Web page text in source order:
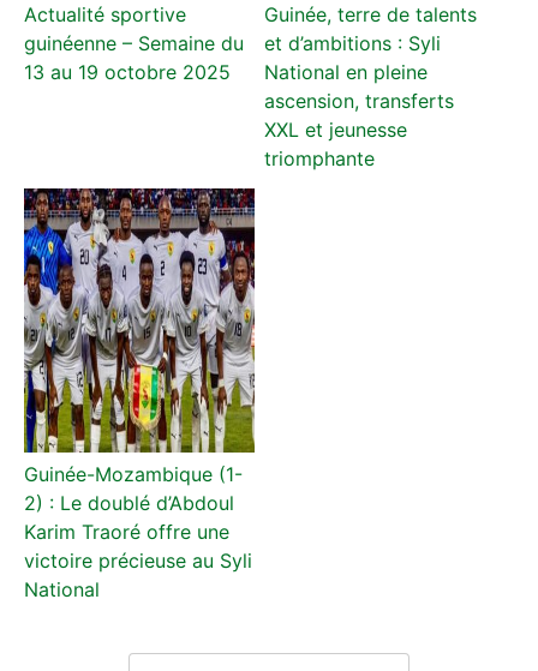
Actualité sportive
guinéenne – Semaine du
13 au 19 octobre 2025
Guinée, terre de talents
et d’ambitions : Syli
National en pleine
ascension, transferts
XXL et jeunesse
triomphante
Guinée-Mozambique (1-
2) : Le doublé d’Abdoul
Karim Traoré offre une
victoire précieuse au Syli
National